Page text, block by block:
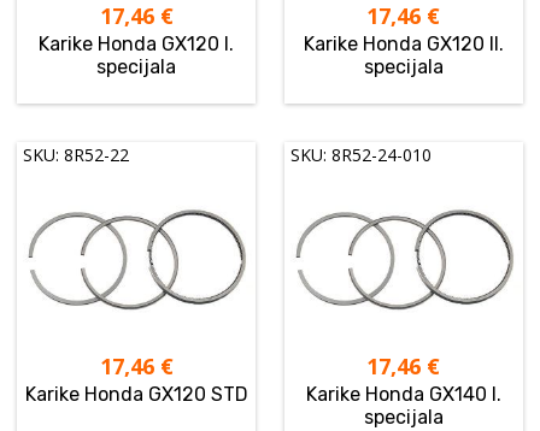
17,46 €
Karike Honda GX120 I.
specijala
17,46 €
Karike Honda GX120 II.
specijala
SKU: 8R52-22
17,46 €
Karike Honda GX120 STD
SKU: 8R52-24-010
17,46 €
Karike Honda GX140 I.
specijala